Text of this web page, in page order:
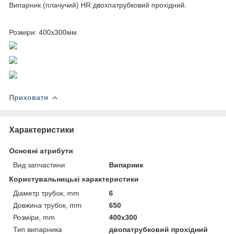
Випарник (плачучий) HR двохпатрубковий прохідний.
Розміри: 400x300мм.
Приховати
Характеристики
Основні атрибути
Вид запчастини
Випарник
Користувальницькі характеристики
Діаметр трубок, mm
6
Довжина трубок, mm
650
Розміри, mm
400x300
Тип випарника
двопатрубковий прохідний